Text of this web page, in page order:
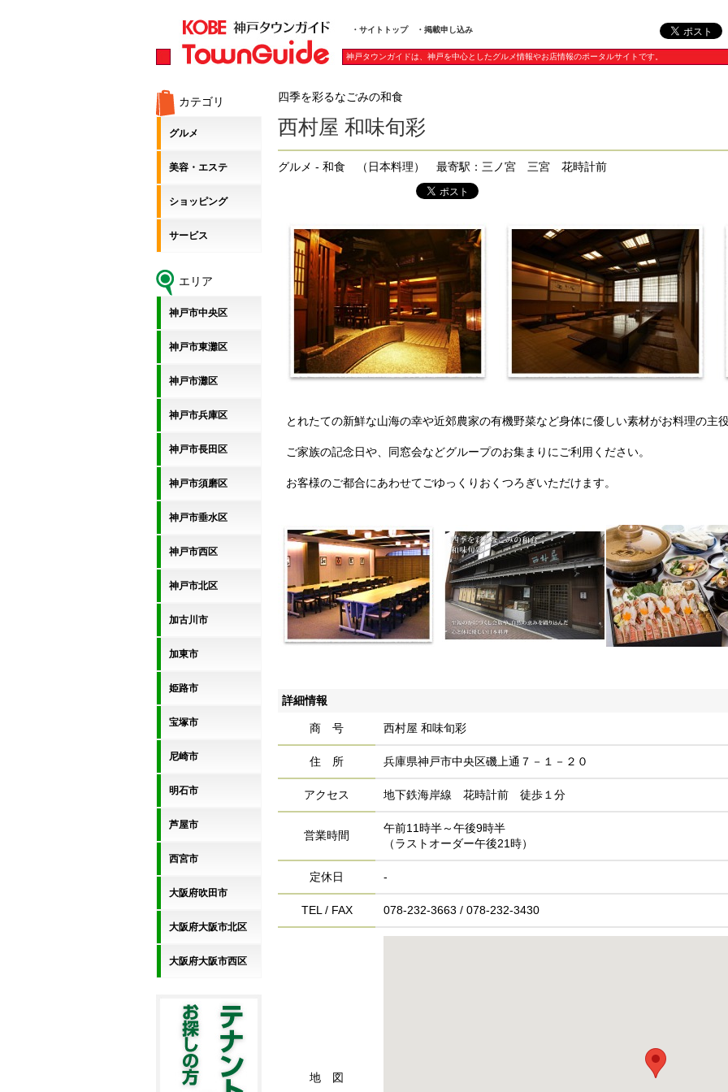
・サイトトップ ・掲載申し込み
神戸タウンガイドは、神戸を中心としたグルメ情報やお店情報のポータルサイトです。
カテゴリ
グルメ
美容・エステ
ショッピング
サービス
エリア
神戸市中央区
神戸市東灘区
神戸市灘区
神戸市兵庫区
神戸市長田区
神戸市須磨区
神戸市垂水区
神戸市西区
神戸市北区
加古川市
加東市
姫路市
宝塚市
尼崎市
明石市
芦屋市
西宮市
大阪府吹田市
大阪府大阪市北区
大阪府大阪市西区
四季を彩るなごみの和食
西村屋 和味旬彩
グルメ - 和食 （日本料理） 最寄駅：三ノ宮 三宮 花時計前
とれたての新鮮な山海の幸や近郊農家の有機野菜など身体に優しい素材がお料理の主
ご家族の記念日や、同窓会などグループのお集まりにご利用ください。
お客様のご都合にあわせてごゆっくりおくつろぎいただけます。
詳細情報
商 号 西村屋 和味旬彩
住 所 兵庫県神戸市中央区磯上通７－１－２０
アクセス 地下鉄海岸線 花時計前 徒歩１分
営業時間
午前11時半～午後9時半
（ラストオーダー午後21時）
定休日 -
TEL / FAX 078-232-3663 / 078-232-3430
地 図